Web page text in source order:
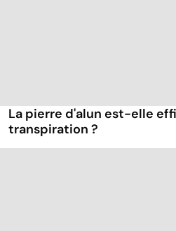
La pierre d'alun est-elle
transpiration ?